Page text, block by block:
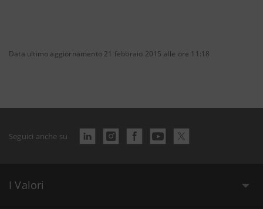
Data ultimo aggiornamento 21 febbraio 2015 alle ore 11:18
Seguici anche su
I Valori